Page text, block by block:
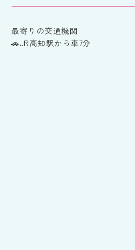
最寄りの交通機関
🚗JR高知駅から車7分